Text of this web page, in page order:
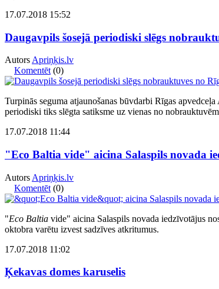
17.07.2018 15:52
Daugavpils šosejā periodiski slēgs
Autors Apriņķis.lv
Komentēt (0)
Turpinās seguma atjaunošanas būvdarbi Rīgas
periodiski tiks slēgta satiksme uz vienas no
17.07.2018 11:44
"Eco Baltia vide" aicina Salaspils novada
Autors Apriņķis.lv
Komentēt (0)
"Eco Baltia vide" aicina Salaspils novada iedzīvotājus
oktobra varētu izvest sadzīves atkritumus.
17.07.2018 11:02
Ķekavas domes karuselis